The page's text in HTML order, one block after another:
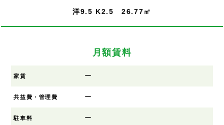
洋9.5 K2.5 26.77㎡
月額賃料
家賃 ー
共益費・管理費 ー
駐車料 ー